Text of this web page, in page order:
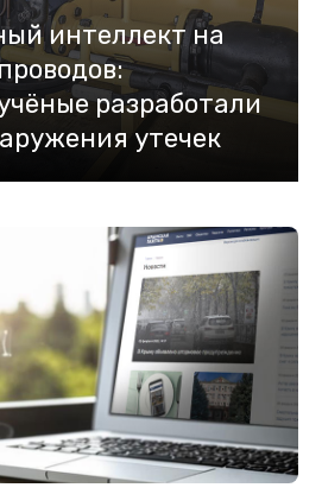
интеллект на
разработали
утечек